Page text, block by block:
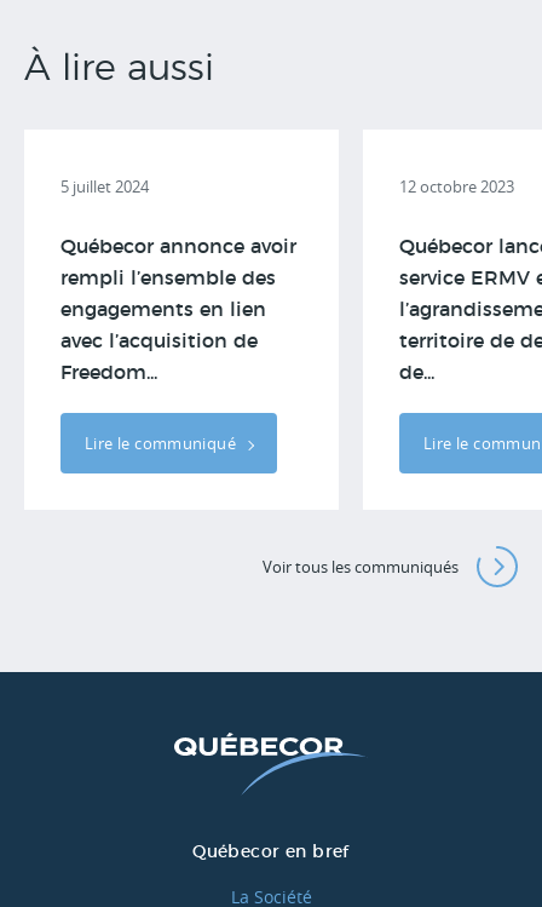
À lire aussi
5 juillet 2024
Québecor annonce avoir
rempli l’ensemble des
engagements en lien
avec l’acquisition de
Freedom...
Lire le communiqué
12 octobre 2023
Québecor
service ERMV
territoire de
de...
Lire le
Voir tous les communiqués
Québecor en bref
La Société